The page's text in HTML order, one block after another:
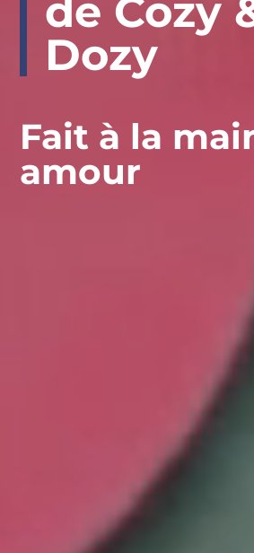
de Cozy
Dozy
Fait à la
amour